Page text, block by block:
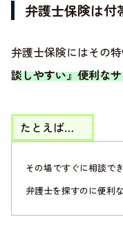
弁護士保険は付
弁護士保険にはその
談しやすい』便利な
たとえば…
その場ですぐに相談で
弁護士を探すのに便利